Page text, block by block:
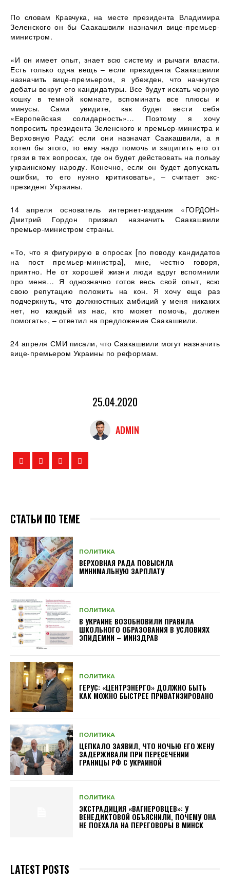
По словам Кравчука, на месте президента Владимира
Зеленского он бы Саакашвили назначил вице-премьер-
министром.
«И он имеет опыт, знает всю систему и рычаги власти.
Есть только одна вещь – если президента Саакашвили
назначить вице-премьером, я убежден, что начнутся
дебаты вокруг его кандидатуры. Все будут искать черную
кошку в темной комнате, вспоминать все плюсы и
минусы. Сами увидите, как будет вести себя
«Европейская солидарность»… Поэтому я хочу
попросить президента Зеленского и премьер-министра и
Верховную Раду: если они назначат Саакашвили, а я
хотел бы этого, то ему надо помочь и защитить его от
грязи в тех вопросах, где он будет действовать на пользу
украинскому народу. Конечно, если он будет допускать
ошибки, то его нужно критиковать», – считает экс-
президент Украины.
14 апреля основатель интернет-издания «ГОРДОН»
Дмитрий Гордон призвал назначить Саакашвили
премьер-министром страны.
«То, что я фигурирую в опросах [по поводу кандидатов
на пост премьер-министра], мне, честно говоря,
приятно. Не от хорошей жизни люди вдруг вспомнили
про меня… Я однозначно готов весь свой опыт, всю
свою репутацию положить на кон. Я хочу еще раз
подчеркнуть, что должностных амбиций у меня никаких
нет, но каждый из нас, кто может помочь, должен
помогать», – ответил на предложение Саакашвили.
24 апреля СМИ писали, что Саакашвили могут назначить
вице-премьером Украины по реформам.
25.04.2020
ADMIN
СТАТЬИ ПО ТЕМЕ
ПОЛИТИКА
ВЕРХОВНАЯ РАДА ПОВЫСИЛА
МИНИМАЛЬНУЮ ЗАРПЛАТУ
ПОЛИТИКА
В УКРАИНЕ ВОЗОБНОВИЛИ ПРАВИЛА
ШКОЛЬНОГО ОБРАЗОВАНИЯ В УСЛОВИЯХ
ЭПИДЕМИИ – МИНЗДРАВ
ПОЛИТИКА
ГЕРУС: «ЦЕНТРЭНЕРГО» ДОЛЖНО БЫТЬ
КАК МОЖНО БЫСТРЕЕ ПРИВАТИЗИРОВАНО
ПОЛИТИКА
ЦЕПКАЛО ЗАЯВИЛ, ЧТО НОЧЬЮ ЕГО ЖЕНУ
ЗАДЕРЖИВАЛИ ПРИ ПЕРЕСЕЧЕНИИ
ГРАНИЦЫ РФ С УКРАИНОЙ
ПОЛИТИКА
ЭКСТРАДИЦИЯ «ВАГНЕРОВЦЕВ»: У
ВЕНЕДИКТОВОЙ ОБЪЯСНИЛИ, ПОЧЕМУ ОНА
НЕ ПОЕХАЛА НА ПЕРЕГОВОРЫ В МИНСК
LATEST POSTS